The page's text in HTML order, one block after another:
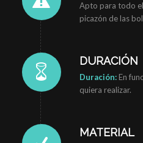
Apto para todo
picazón de las
DURACIÓN
Duración:En
quiera realizar.
MATERIAL